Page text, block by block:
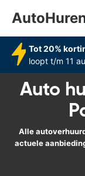
Tot 20%
loopt t/m 11
Auto
Alle
actuele